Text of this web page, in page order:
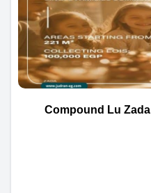
كمبوند Lu Zada زايد الجديدة Compound Lu Zada